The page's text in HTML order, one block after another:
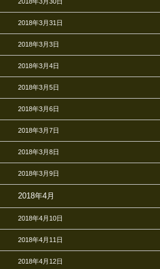
2018年3月31日
2018年3月3日
2018年3月4日
2018年3月5日
2018年3月6日
2018年3月7日
2018年3月8日
2018年3月9日
2018年4月
2018年4月10日
2018年4月11日
2018年4月12日